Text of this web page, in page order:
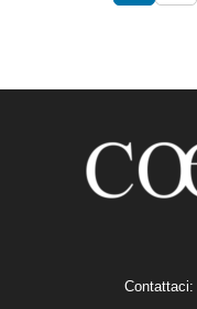
Contattaci: